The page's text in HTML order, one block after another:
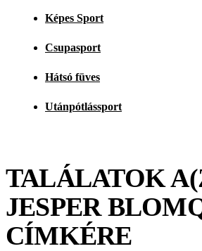
Képes Sport
Csupasport
Hátsó füves
Utánpótlássport
TALÁLATOK
JESPER
CÍMKÉRE